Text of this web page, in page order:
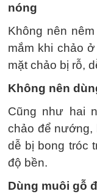
nóng
Không nên
mắm khi chảo
mặt chảo bị rỗ,
Không nên
Cũng như hai
chảo để nướng,
dễ bị bong tróc
độ bền.
Dùng muôi gỗ